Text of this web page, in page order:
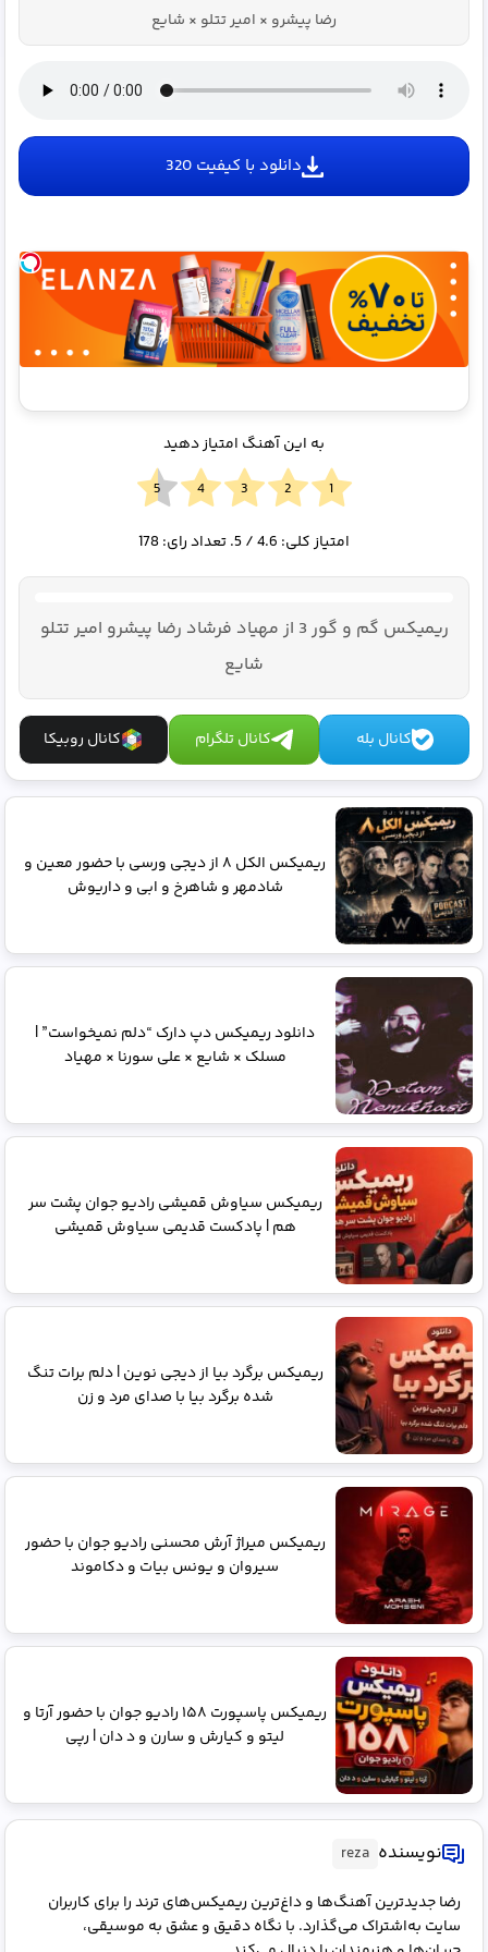
قسط
بدون
کارمزد!
ثبت نام🤩رضا پیشرو × امیر تتلو × شایع
دانلود با کیفیت 320
به این آهنگ امتیاز دهید
امتیاز کلی: 4.6/ 5. تعداد رای: 178
ریمیکس گم و گور 3 از مهیاد فرشاد رضا پیشرو امیر تتلو
شایع
کانال بله کانال تلگرام کانال روبیکا
ریمیکس الکل ۸ از دیجی ورسی با حضور معین و
شادمهر و شاهرخ و ابی و داریوش
دانلود ریمیکس دپ دارک “دلم نمیخواست” |
مسلک × شایع × علی سورنا × مهیاد
ریمیکس سیاوش قمیشی رادیو جوان پشت سر
هم | پادکست قدیمی سیاوش قمیشی
ریمیکس برگرد بیا از دیجی نوین | دلم برات تنگ
شده برگرد بیا با صدای مرد و زن
ریمیکس میراژ آرش محسنی رادیو جوان با حضور
سیروان و یونس بیات و دکاموند
ریمیکس پاسپورت ۱۵۸ رادیو جوان با حضور آرتا و
لیتو و کیارش و سارن و د دان | رپی
نویسنده reza
رضا جدیدترین آهنگ‌ها و داغ‌ترین ریمیکس‌های ترند را برای کاربران
سایت به‌اشتراک می‌گذارد. با نگاه دقیق و عشق به موسیقی،